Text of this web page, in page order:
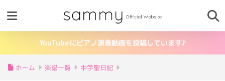
YouTubeにピアノ演奏動画を投稿しています♪
ホーム 楽譜一覧 中学聖日記